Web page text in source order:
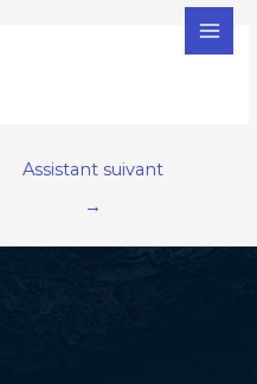
Assistant suivant
→